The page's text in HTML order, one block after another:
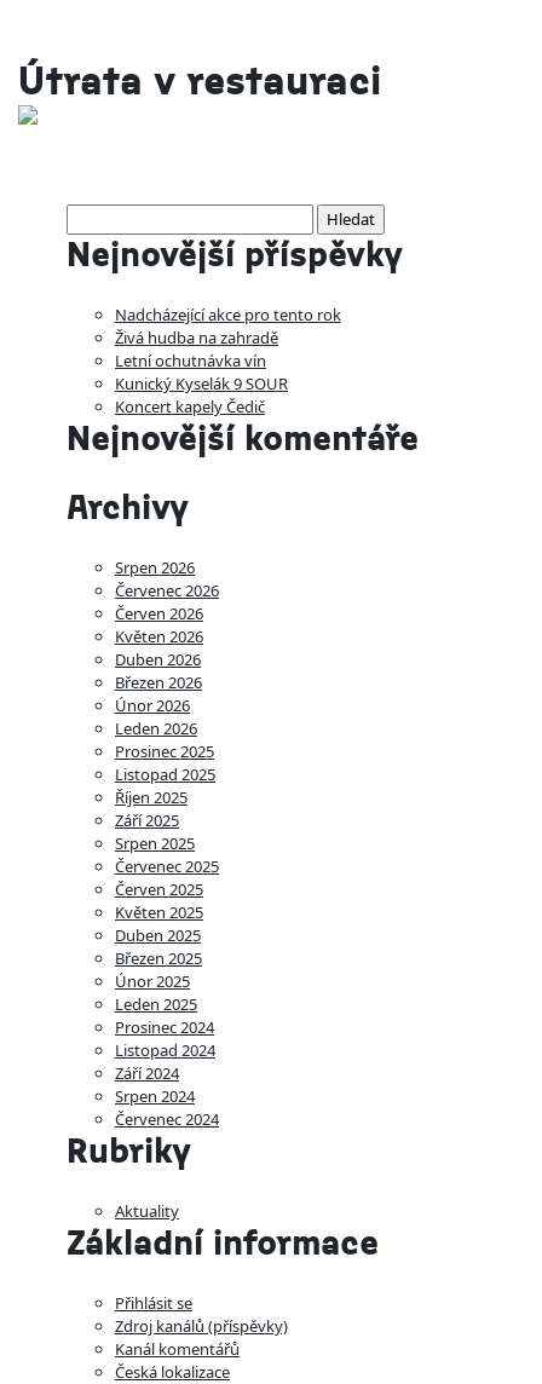
Útrata v restauraci
Nejnovější příspěvky
Nadcházející akce pro tento rok
Živá hudba na zahradě
Letní ochutnávka vín
Kunický Kyselák 9 SOUR
Koncert kapely Čedič
Nejnovější komentáře
Archivy
Srpen 2026
Červenec 2026
Červen 2026
Květen 2026
Duben 2026
Březen 2026
Únor 2026
Leden 2026
Prosinec 2025
Listopad 2025
Říjen 2025
Září 2025
Srpen 2025
Červenec 2025
Červen 2025
Květen 2025
Duben 2025
Březen 2025
Únor 2025
Leden 2025
Prosinec 2024
Listopad 2024
Září 2024
Srpen 2024
Červenec 2024
Rubriky
Aktuality
Základní informace
Přihlásit se
Zdroj kanálů (příspěvky)
Kanál komentářů
Česká lokalizace